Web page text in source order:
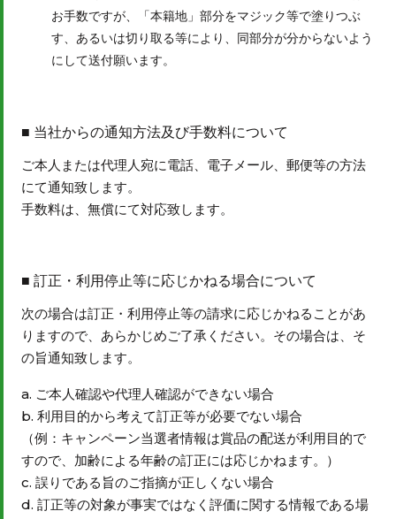
お手数ですが、「本籍地」部分をマジック等で塗りつぶ
す、あるいは切り取る等により、同部分が分からないよう
にして送付願います。
当社からの通知方法及び手数料について
ご本人または代理人宛に電話、電子メール、郵便等の方法
にて通知致します。
手数料は、無償にて対応致します。
訂正・利用停止等に応じかねる場合について
次の場合は訂正・利用停止等の請求に応じかねることがあ
りますので、あらかじめご了承ください。その場合は、そ
の旨通知致します。
ご本人確認や代理人確認ができない場合
利用目的から考えて訂正等が必要でない場合
（例：キャンペーン当選者情報は賞品の配送が利用目的で
すので、加齢による年齢の訂正には応じかねます。）
誤りである旨のご指摘が正しくない場合
訂正等の対象が事実ではなく評価に関する情報である場